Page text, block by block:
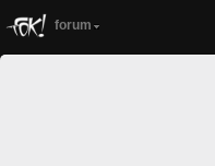
forum